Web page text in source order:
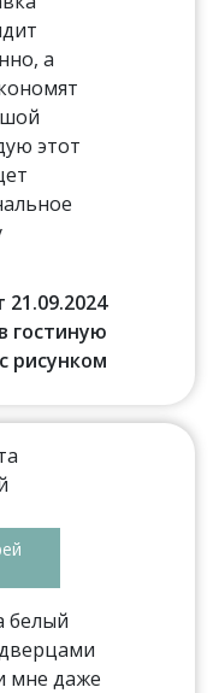
а
этот
гостиную
рисунком
белый
мне даже